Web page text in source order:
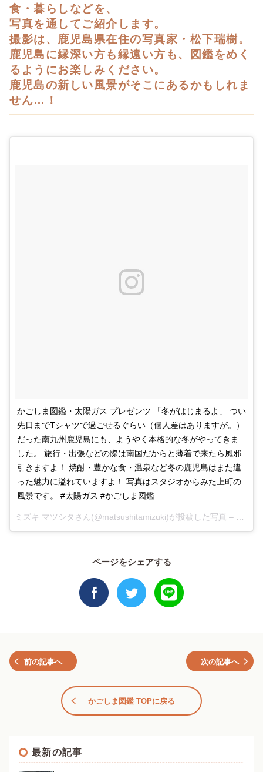
食・暮らしなどを、
写真を通してご紹介します。
撮影は、鹿児島県在住の写真家・松下瑞樹。
鹿児島に縁深い方も縁遠い方も、図鑑をめく
るようにお楽しみください。
鹿児島の新しい風景がそこにあるかもしれま
せん…！
かごしま図鑑・太陽ガス プレゼンツ 「冬がはじまるよ」 つい
先日までTシャツで過ごせるぐらい（個人差はありますが。）
だった南九州鹿児島にも、ようやく本格的な冬がやってきま
した。 旅行・出張などの際は南国だからと薄着で来たら風邪
引きますよ！ 焼酎・豊かな食・温泉など冬の鹿児島はまた違
った魅力に溢れていますよ！ 写真はスタジオからみた上町の
風景です。 #太陽ガス #かごしま図鑑
ページをシェアする
前の記事へ 次の記事へ
かごしま図鑑 TOPに戻る
最新の記事